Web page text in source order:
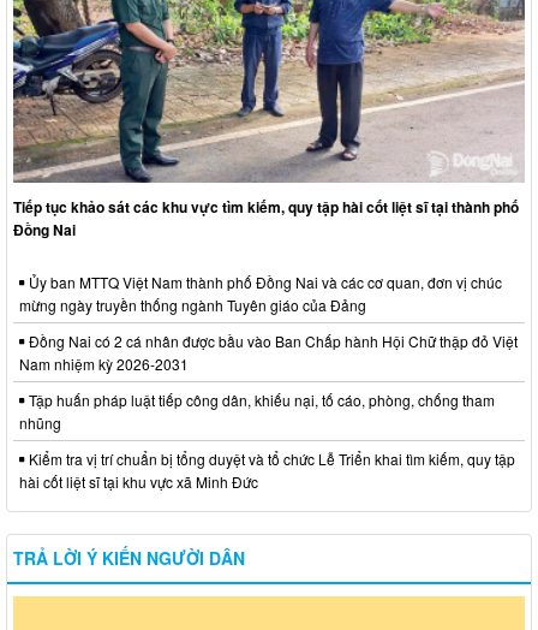
Tiếp tục khảo sát các khu vực tìm kiếm, quy tập hài cốt liệt sĩ tại thành phố
Đồng Nai
Ủy ban MTTQ Việt Nam thành phố Đồng Nai và các cơ quan, đơn vị chúc
mừng ngày truyền thống ngành Tuyên giáo của Đảng
Đồng Nai có 2 cá nhân được bầu vào Ban Chấp hành Hội Chữ thập đỏ Việt
Nam nhiệm kỳ 2026-2031
Tập huấn pháp luật tiếp công dân, khiếu nại, tố cáo, phòng, chống tham
nhũng
Kiểm tra vị trí chuẩn bị tổng duyệt và tổ chức Lễ Triển khai tìm kiếm, quy tập
hài cốt liệt sĩ tại khu vực xã Minh Đức
TRẢ LỜI Ý KIẾN NGƯỜI DÂN